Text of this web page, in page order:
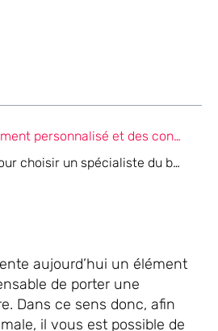
Un accompagnement personnalisé et des conseils adéquats
Quels critères pour choisir un spécialiste du bien-être ?
aujourd’hui un élément
de porter une
Dans ce sens donc, afin
il vous est possible de